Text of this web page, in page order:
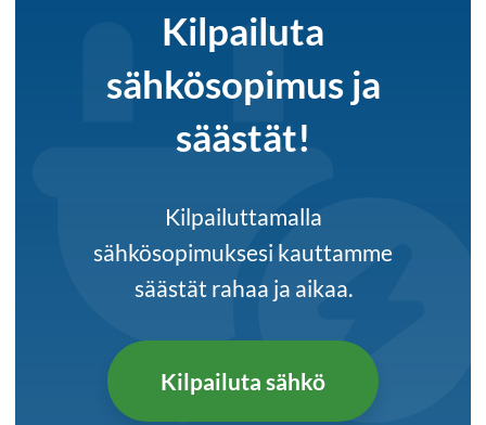
Kilpailuta
sähkösopimus ja
säästät!
Kilpailuttamalla
sähkösopimuksesi kauttamme
säästät rahaa ja aikaa.
Kilpailuta sähkö